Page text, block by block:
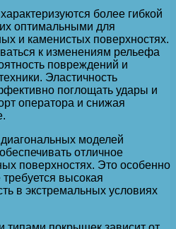
более гибкой
их оптимальными для
и каменистых поверхностях.
к изменениям рельефа
повреждений и
Эластичность
поглощать удары и
оператора и снижая
моделей
отличное
поверхностях. Это особенно
требуется высокая
в экстремальных условиях